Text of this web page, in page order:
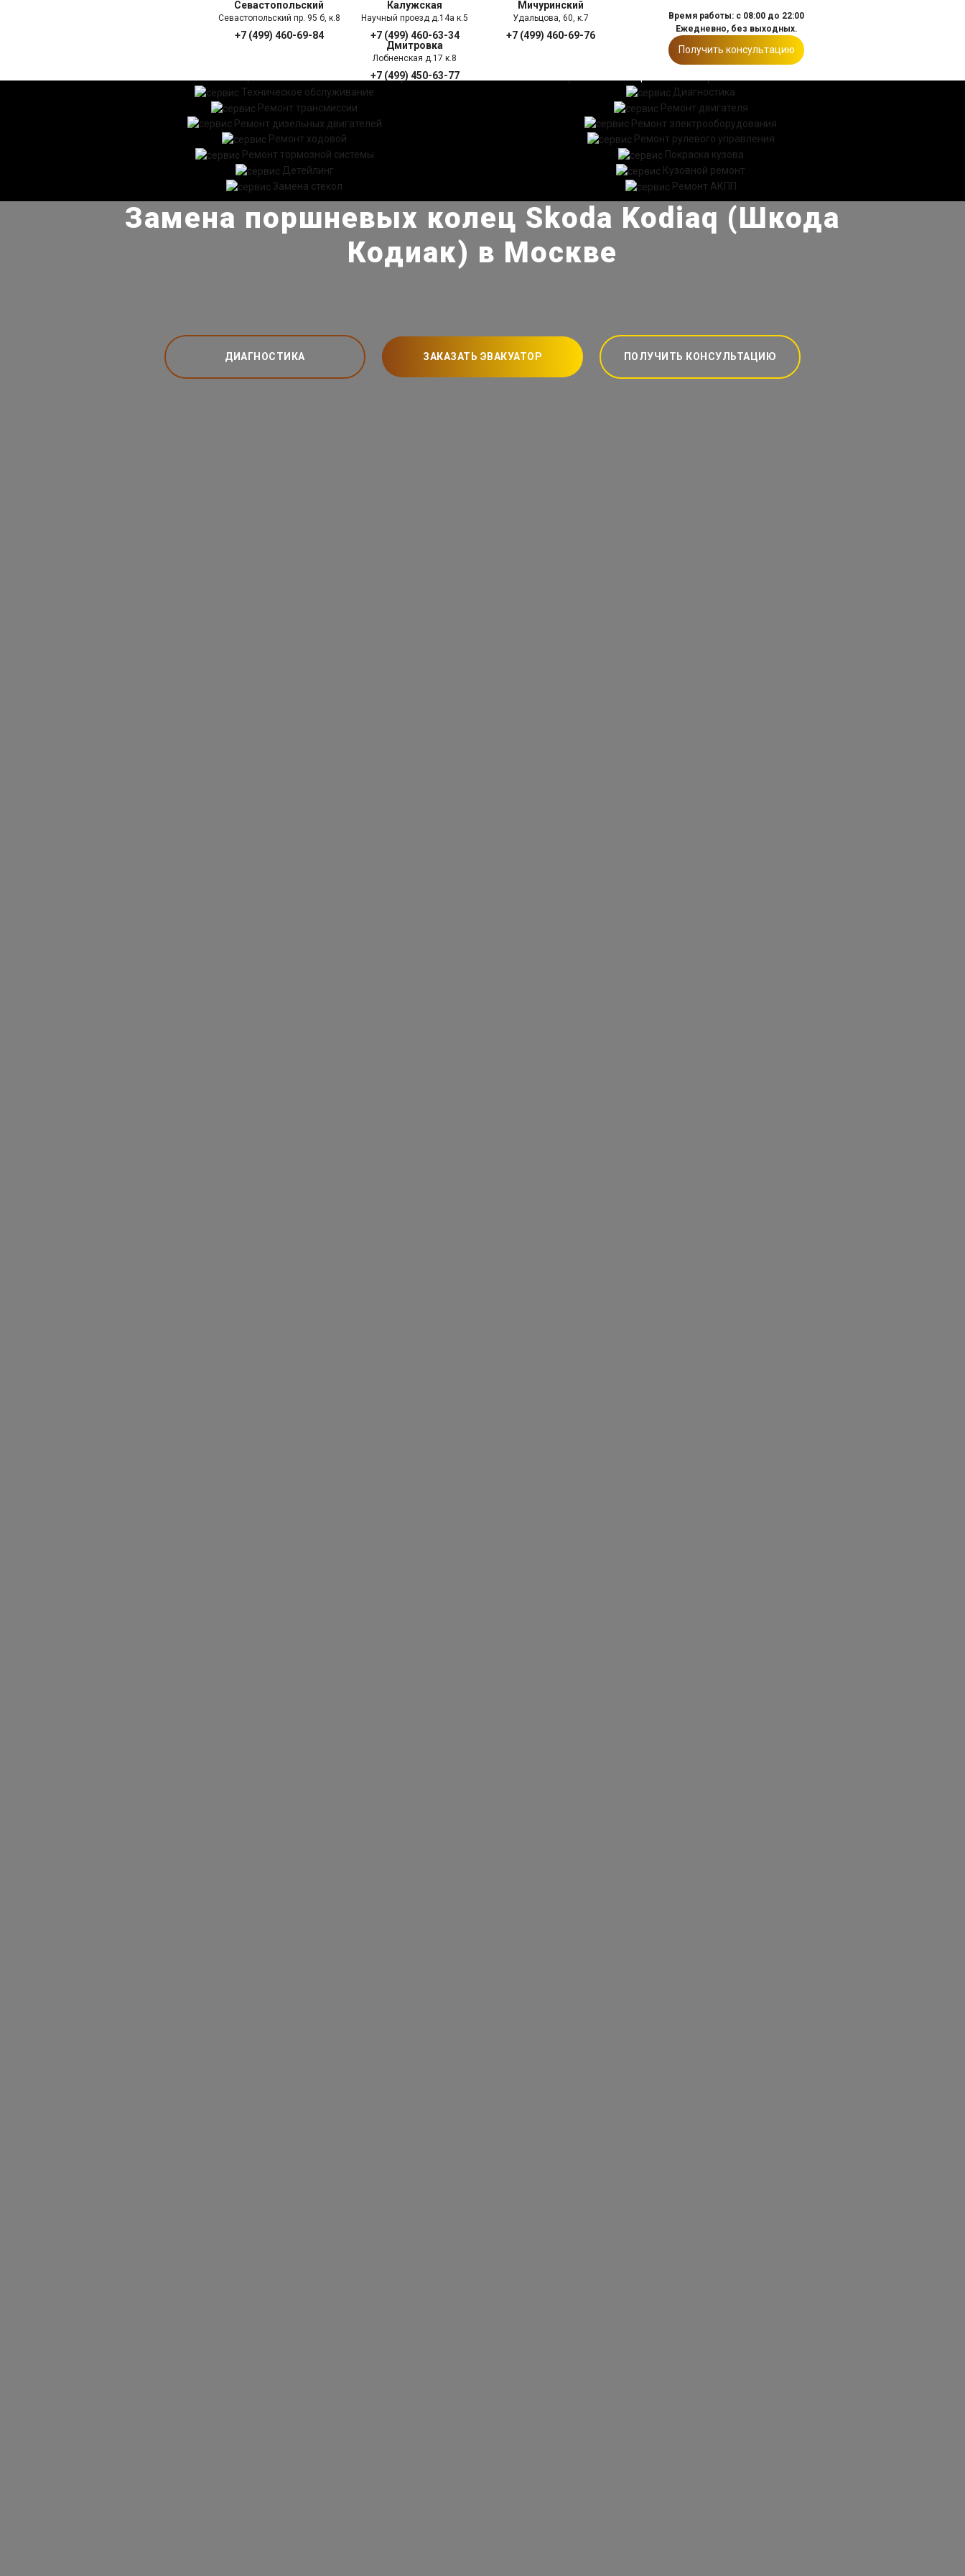
Севастопольский
Севастопольский пр. 95 б, к.8
+7 (499) 460-69-84
Калужская
Научный проезд д.14а к.5
+7 (499) 460-63-34
Мичуринский
Удальцова, 60, к.7
+7 (499) 460-69-76
Дмитровка
Лобненская д.17 к.8
+7 (499) 450-63-77
Время работы: с 08:00 до 22:00
Ежедневно, без выходных.
Получить консультацию
ПРАЙС ЛИСТ
Техническое обслуживание
Диагностика
Ремонт трансмиссии
Ремонт двигателя
Ремонт дизельных двигателей
Ремонт электрооборудования
Ремонт ходовой
Ремонт рулевого управления
Ремонт тормозной системы
Покраска кузова
Детейлинг
Кузовной ремонт
Замена стекол
Ремонт АКПП
Замена поршневых колец Skoda Kodiaq (Шкода
Кодиак) в Москве
ДИАГНОСТИКА ЗАКАЗАТЬ ЭВАКУАТОР ПОЛУЧИТЬ КОНСУЛЬТАЦИЮ